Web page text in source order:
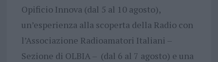
Opificio Innova (dal 5 al 10 agosto),
un’esperienza alla scoperta della Radio con
l’Associazione Radioamatori Italiani –
Sezione di OLBIA – (dal 6 al 7 agosto) e una